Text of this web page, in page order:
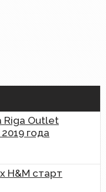
Riga Outlet
года
H&M старт